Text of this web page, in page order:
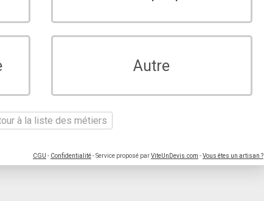
Autre
à la liste des métiers
CGU - Confidentialité- Service proposé parViteUnDevis.com -Vous êtes un artisan ?